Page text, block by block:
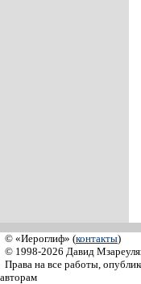
© «Иероглиф» (контакты)
© 1998-2026 Давид
Права на все работы,
авторам